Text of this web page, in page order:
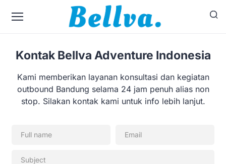
Kontak Bellva Adventure Indonesia
Kami memberikan layanan konsultasi dan kegiatan
outbound Bandung selama 24 jam penuh alias non
stop. Silakan kontak kami untuk info lebih lanjut.